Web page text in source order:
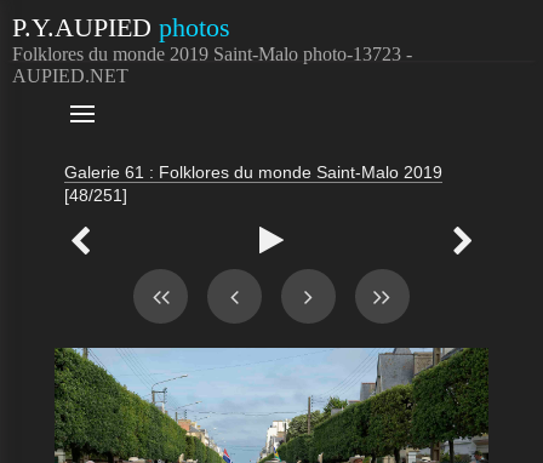
P.Y.AUPIED photos
Folklores du monde 2019 Saint-Malo photo-13723 -
AUPIED.NET

Galerie 61 : Folklores du monde Saint-Malo 2019
[48/251]
  